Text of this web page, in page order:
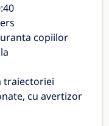
copiilor
traiectoriei
cu avertizor